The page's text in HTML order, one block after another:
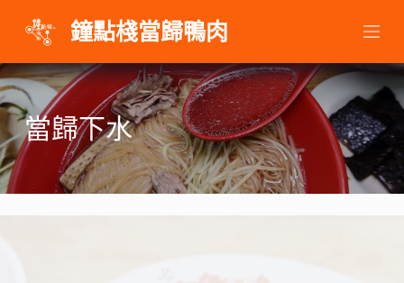
主
要
內
容
鐘點棧當歸鴨肉
當歸下水